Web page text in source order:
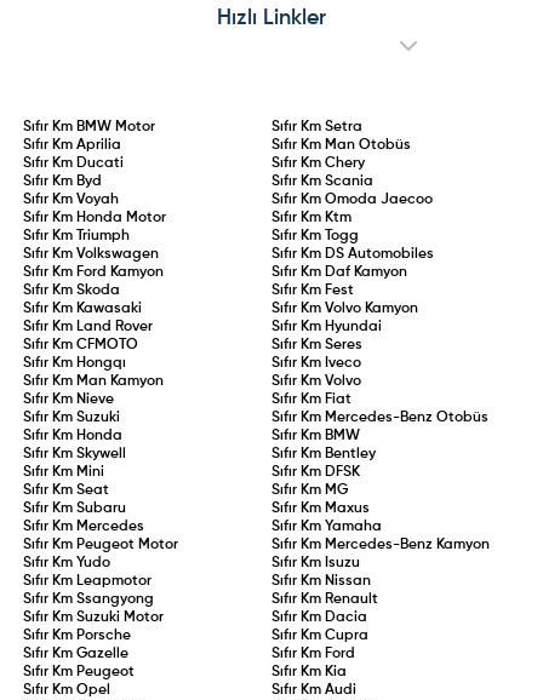
Hızlı Linkler
Sıfır Km BMW Motor Sıfır Km Setra
Sıfır KmAprilia Sıfır Km Man Otobüs
Sıfır Km Ducati Sıfır Km Chery
Sıfır Km Byd Sıfır Km Scania
Sıfır KmVoyah Sıfır Km Omoda Jaecoo
Sıfır Km Honda Motor Sıfır Km Ktm
Sıfır Km
Triumph Sıfır Km
Togg
Sıfır KmVolkswagen Sıfır Km DS Automobiles
Sıfır Km Ford Kamyon Sıfır Km Daf Kamyon
Sıfır KmSkoda Sıfır Km Fest
Sıfır Km Kawasaki Sıfır Km Volvo Kamyon
Sıfır Km Land Rover Sıfır Km Hyundai
Sıfır KmCFMOTO Sıfır Km Seres
Sıfır Km Hongqı Sıfır Km Iveco
Sıfır Km Man Kamyon Sıfır Km Volvo
Sıfır Km Nieve Sıfır Km Fiat
Sıfır KmSuzuki Sıfır Km Mercedes-Benz Otobüs
Sıfır Km Honda Sıfır Km BMW
Sıfır KmSkywell Sıfır Km Bentley
Sıfır Km Mini Sıfır Km DFSK
Sıfır KmSeat Sıfır Km MG
Sıfır KmSubaru Sıfır Km Maxus
Sıfır Km Mercedes Sıfır Km Yamaha
Sıfır Km Peugeot Motor Sıfır Km Mercedes-Benz Kamyon
Sıfır KmYudo Sıfır Km Isuzu
Sıfır Km Leapmotor Sıfır Km Nissan
Sıfır KmSsangyong Sıfır Km Renault
Sıfır KmSuzuki Motor Sıfır Km Dacia
Sıfır Km Porsche Sıfır Km Cupra
Sıfır KmGazelle Sıfır Km Ford
Sıfır Km Peugeot Sıfır Km Kia
Sıfır KmOpel Sıfır Km Audi